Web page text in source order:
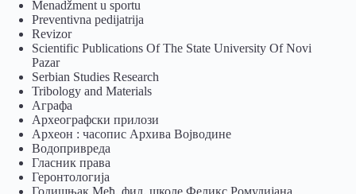
Menadžment u sportu
Preventivna pedijatrija
Revizor
Scientific Publications Of The State University Of Novi
Pazar
Serbian Studies Research
Tribology and Materials
Аграфа
Археографски прилози
Археон : часопис Архива Војводине
Водопривреда
Гласник права
Геронтологија